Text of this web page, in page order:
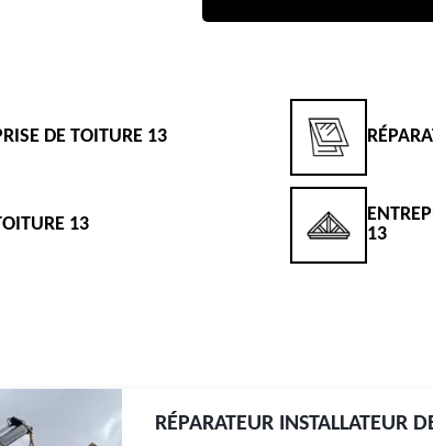
DE TOITURE 13
13
13
RÉPARATEUR INSTALLATEUR